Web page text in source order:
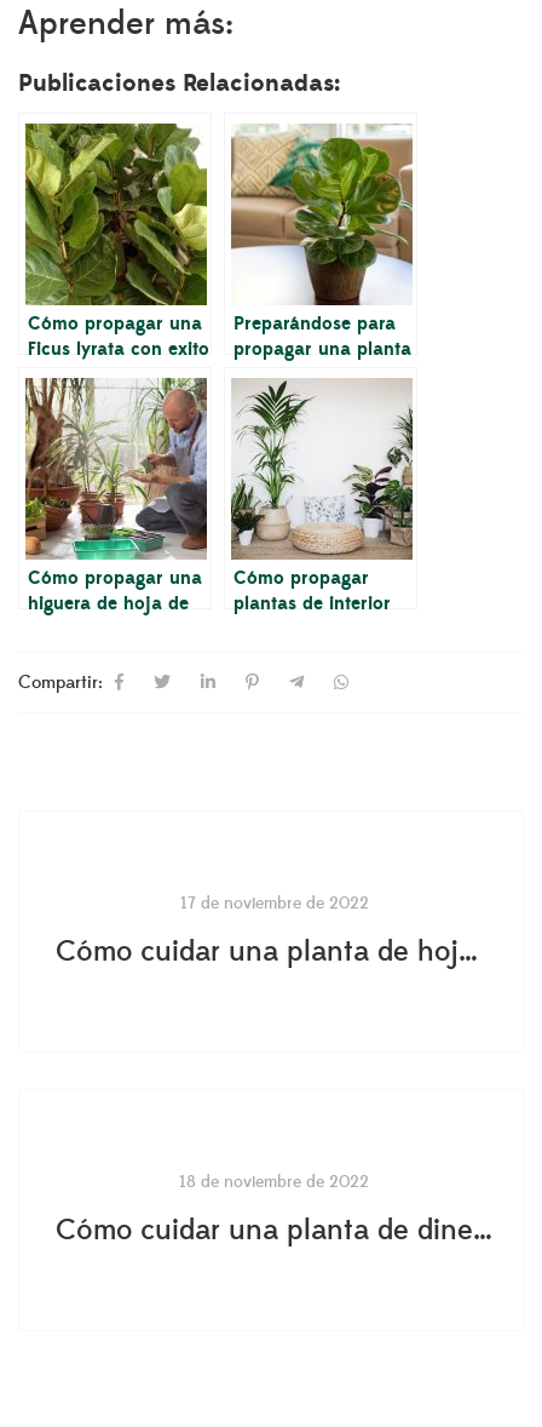
Aprender más:
Publicaciones Relacionadas:
Cómo propagar una
Ficus lyrata con exito
Preparándose para
propagar una planta
de Ficus Lyrata (con
imágenes)
Cómo propagar una
higuera de hoja de
Cómo propagar
plantas de interior
Compartir:
17 de noviembre de 2022
Cómo cuidar una planta de hoja Pilea peperomioides
18 de noviembre de 2022
Cómo cuidar una planta de dinero